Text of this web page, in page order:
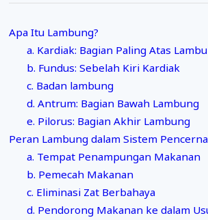
Apa Itu Lambung?
a. Kardiak: Bagian Paling Atas
b. Fundus: Sebelah Kiri Kardiak
c. Badan lambung
d. Antrum: Bagian Bawah Lambung
e. Pilorus: Bagian Akhir Lambung
Peran Lambung dalam Sistem
a. Tempat Penampungan Makanan
b. Pemecah Makanan
c. Eliminasi Zat Berbahaya
d. Pendorong Makanan ke dalam